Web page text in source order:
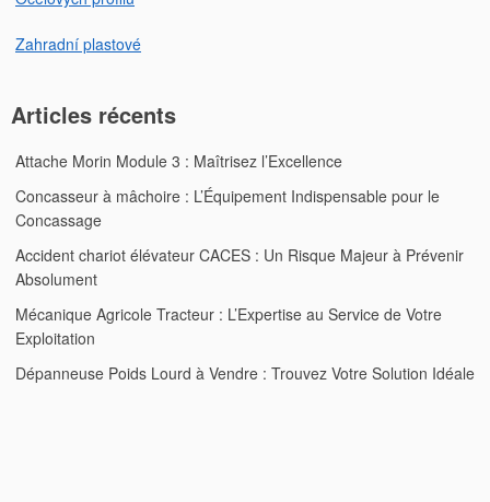
Zahradní plastové
Articles récents
Attache Morin Module 3 : Maîtrisez l’Excellence
Concasseur à mâchoire : L’Équipement Indispensable pour le
Concassage
Accident chariot élévateur CACES : Un Risque Majeur à Prévenir
Absolument
Mécanique Agricole Tracteur : L’Expertise au Service de Votre
Exploitation
Dépanneuse Poids Lourd à Vendre : Trouvez Votre Solution Idéale